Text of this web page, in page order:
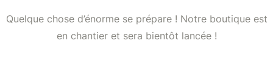
Quelque chose d’énorme se prépare ! Notre boutique est
en chantier et sera bientôt lancée !